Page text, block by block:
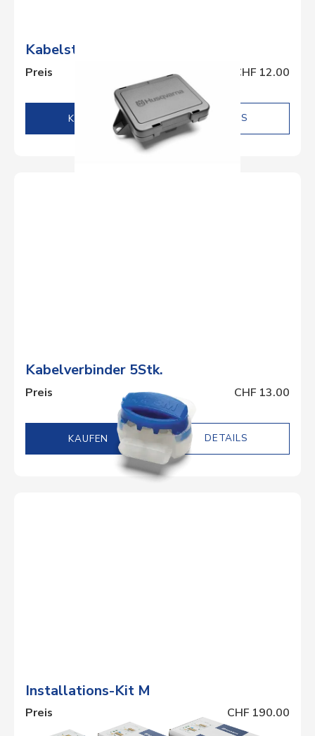
Kabelstecker-Schutzbox
Preis CHF 12.00
DETAILS
Kabelverbinder 5Stk.
Preis CHF 13.00
DETAILS
Installations-Kit M
Preis CHF 190.00